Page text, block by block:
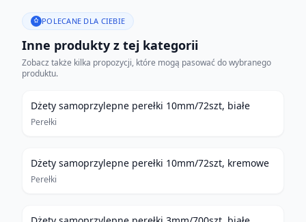
POLECANE DLA CIEBIE
Inne produkty z tej kategorii
Zobacz także kilka propozycji, które mogą pasować do wybranego
produktu.
Dżety samoprzylepne perełki 10mm/72szt, białe
Perełki
Dżety samoprzylepne perełki 10mm/72szt, kremowe
Perełki